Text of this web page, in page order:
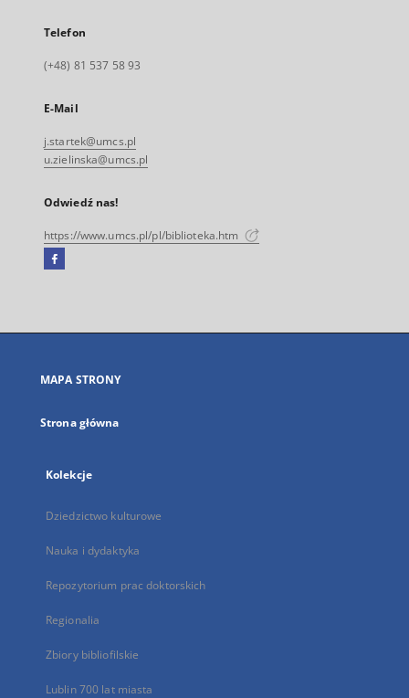
Telefon
(+48) 81 537 58 93
E-Mail
j.startek@umcs.pl
u.zielinska@umcs.pl
Odwiedź nas!
https://www.umcs.pl/pl/biblioteka.htm
Facebook
się
karcie
MAPA STRONY
Strona główna
Kolekcje
Dziedzictwo kulturowe
Nauka i dydaktyka
Repozytorium prac doktorskich
Regionalia
Zbiory bibliofilskie
Lublin 700 lat miasta